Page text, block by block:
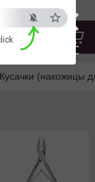
×
ESC
Кусачки (накожицы